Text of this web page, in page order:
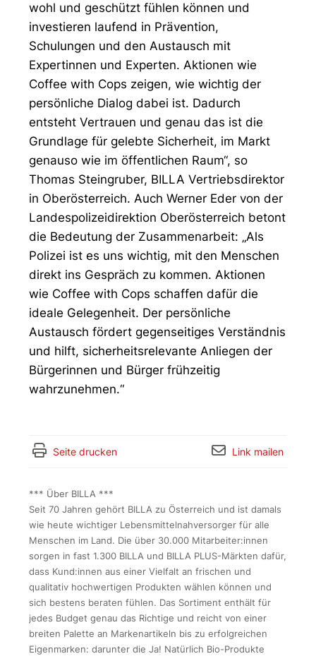
wohl und geschützt fühlen können und
investieren laufend in Prävention,
Schulungen und den Austausch mit
Expertinnen und Experten. Aktionen wie
Coffee with Cops zeigen, wie wichtig der
persönliche Dialog dabei ist. Dadurch
entsteht Vertrauen und genau das ist die
Grundlage für gelebte Sicherheit, im Markt
genauso wie im öffentlichen Raum“, so
Thomas Steingruber, BILLA Vertriebsdirektor
in Oberösterreich. Auch Werner Eder von der
Landespolizeidirektion Oberösterreich betont
die Bedeutung der Zusammenarbeit: „Als
Polizei ist es uns wichtig, mit den Menschen
direkt ins Gespräch zu kommen. Aktionen
wie Coffee with Cops schaffen dafür die
ideale Gelegenheit. Der persönliche
Austausch fördert gegenseitiges Verständnis
und hilft, sicherheitsrelevante Anliegen der
Bürgerinnen und Bürger frühzeitig
wahrzunehmen.“
Seite drucken Link mailen
*** Über BILLA ***
Seit 70 Jahren gehört BILLA zu Österreich und ist damals
wie heute wichtiger Lebensmittelnahversorger für alle
Menschen im Land. Die über 30.000 Mitarbeiter:innen
sorgen in fast 1.300 BILLA und BILLA PLUS-Märkten dafür,
dass Kund:innen aus einer Vielfalt an frischen und
qualitativ hochwertigen Produkten wählen können und
sich bestens beraten fühlen. Das Sortiment enthält für
jedes Budget genau das Richtige und reicht von einer
breiten Palette an Markenartikeln bis zu erfolgreichen
Eigenmarken: darunter die Ja! Natürlich Bio-Produkte